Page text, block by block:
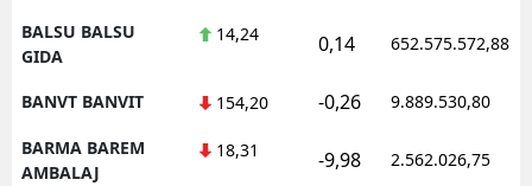
BALSU BALSU
GIDA
14,24 0,14 652.575.572,88
BANVT BANVIT 154,20 -0,26 9.889.530,80
BARMA BAREM
AMBALAJ
18,31 -9,98 2.562.026,75